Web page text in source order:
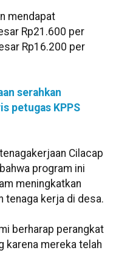
mendapat
Rp21.600 per
Rp16.200 per
serahkan
petugas KPPS
Cilacap
program ini
meningkatkan
tenaga kerja di desa.
berharap perangkat
karena mereka telah